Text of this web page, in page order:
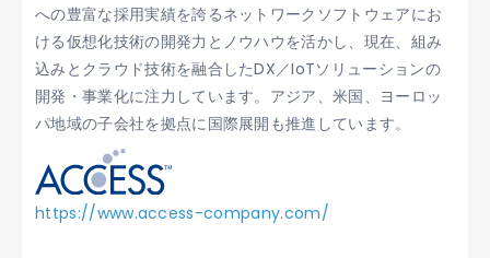
への豊富な採用実績を誇るネットワークソフトウェアにお
ける仮想化技術の開発力とノウハウを活かし、現在、組み
込みとクラウド技術を融合したDX／IoTソリューションの
開発・事業化に注力しています。アジア、米国、ヨーロッ
パ地域の子会社を拠点に国際展開も推進しています。
https://www.access-company.com/